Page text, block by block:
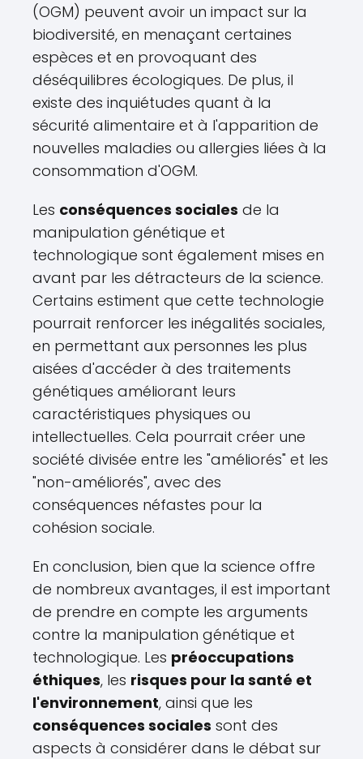
(OGM) peuvent avoir un impact sur la
biodiversité, en menaçant certaines
espèces et en provoquant des
déséquilibres écologiques. De plus, il
existe des inquiétudes quant à la
sécurité alimentaire et à l'apparition de
nouvelles maladies ou allergies liées à la
consommation d'OGM.
Les conséquences sociales de la
manipulation génétique et
technologique sont également mises en
avant par les détracteurs de la science.
Certains estiment que cette technologie
pourrait renforcer les inégalités sociales,
en permettant aux personnes les plus
aisées d'accéder à des traitements
génétiques améliorant leurs
caractéristiques physiques ou
intellectuelles. Cela pourrait créer une
société divisée entre les "améliorés" et les
"non-améliorés", avec des
conséquences néfastes pour la
cohésion sociale.
En conclusion, bien que la science offre
de nombreux avantages, il est important
de prendre en compte les arguments
contre la manipulation génétique et
technologique. Les préoccupations
éthiques, les risques pour la santé et
l'environnement, ainsi que les
conséquences sociales sont des
aspects à considérer dans le débat sur